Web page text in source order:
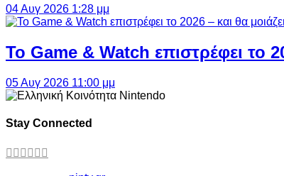
04 Αυγ 2026 1:28 μμ
Το Game & Watch επιστρέφει το
05 Αυγ 2026 11:00 μμ
Stay Connected